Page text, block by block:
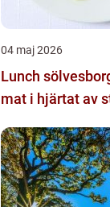
04 maj 2026
Lunch sölvesborg
mat i hjärtat av